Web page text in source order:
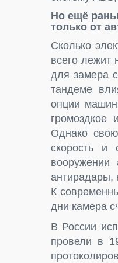
Но ещё
только от
Сколько
всего лежит
для замера
тандеме
опции
громоздкое
Однако
скорость и
вооружении
антирадары,
К
дни камера
В России
провели в